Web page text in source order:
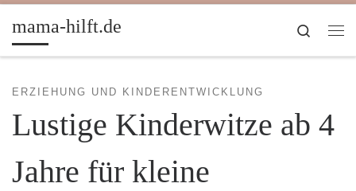
Zum Inhalt springen
mama-hilft.de
Search
ERZIEHUNG UND KINDERENTWICKLUNG
Lustige Kinderwitze ab 4
Jahre für kleine